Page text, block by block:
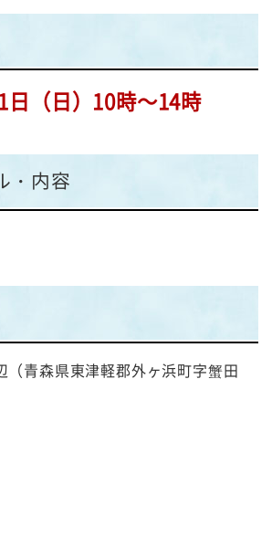
日（日）10時～14時
・内容
（青森県東津軽郡外ヶ浜町字蟹田